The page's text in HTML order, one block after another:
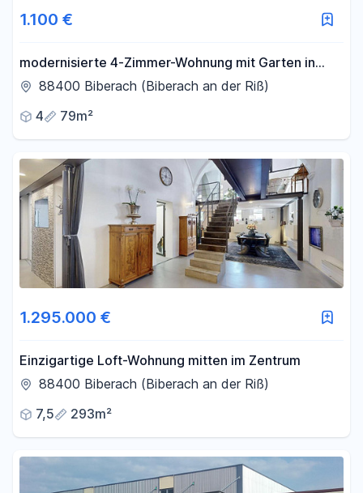
1.100 €
modernisierte 4-Zimmer-Wohnung mit Garten in
ruhiger Lage – perfekt für Familien
88400 Biberach (Biberach an der Riß)
4
79m²
1.295.000 €
Einzigartige Loft-Wohnung mitten im Zentrum
88400 Biberach (Biberach an der Riß)
7,5
293m²